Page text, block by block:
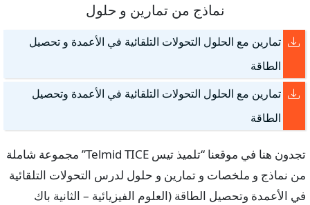
نماذج من تمارين و حلول
تمارين مع الحلول التحولات التلقائية في الأعمدة و تحصيل
الطاقة
تمارين مع الحلول التحولات التلقائية في الأعمدة وتحصيل
الطاقة
تجدون هنا في موقعنا “تلميذ تيس Telmid TICE” مجموعة شاملة
من نماذج و ملخصات و تمارين و حلول لدرس التحولات التلقائية
في الأعمدة وتحصيل الطاقة (العلوم الفيزيائية – الثانية باك